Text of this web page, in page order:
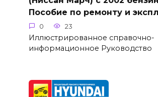
Пособие по ремонту и
0 23
Иллюстрированное справочно-
информационное Руководство